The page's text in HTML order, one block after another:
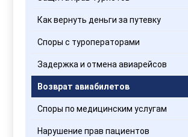
Как вернуть деньги за путевку
Споры с туроператорами
Задержка и отмена авиарейсов
Возврат авиабилетов
Споры по медицинским услугам
Нарушение прав пациентов